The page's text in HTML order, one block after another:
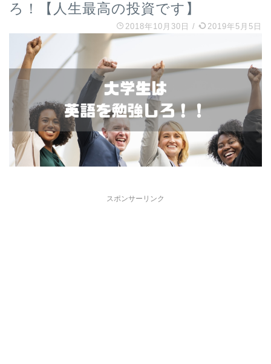
ろ！【人生最高の投資です】
2018年10月30日 / 2019年5月5日
スポンサーリンク